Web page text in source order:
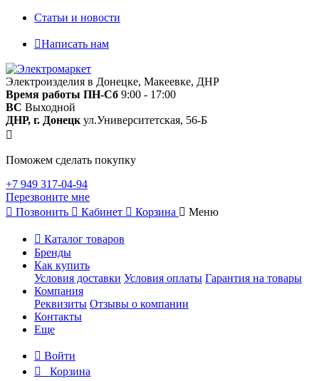
Статьи и новости
Написать нам
Электроизделия в Донецке, Макеевке, ДНР
Время работы ПН-Сб 9:00 - 17:00
ВС Выходной
ДНР, г. Донецк ул.Университетская, 56-Б
Поможем сделать покупку
+7 949 317-04-94
Перезвоните мне
Позвонить
Кабинет Корзина Меню
Каталог товаров
Бренды
Как купить
Условия доставки Условия оплаты Гарантия на товары
Компания
Реквизиты Отзывы о компании
Контакты
Еще
Войти
Корзина